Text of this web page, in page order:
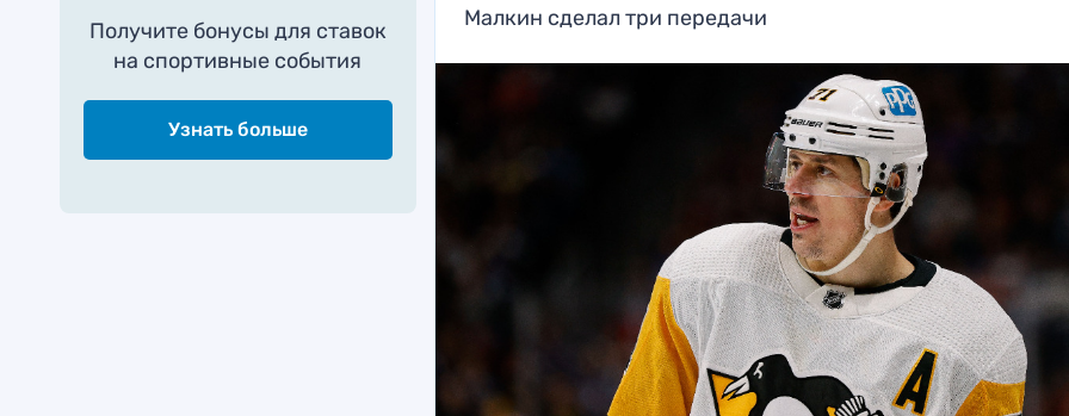
Получите бонусы для ставок
на спортивные события
Узнать больше
Малкин сделал три передачи